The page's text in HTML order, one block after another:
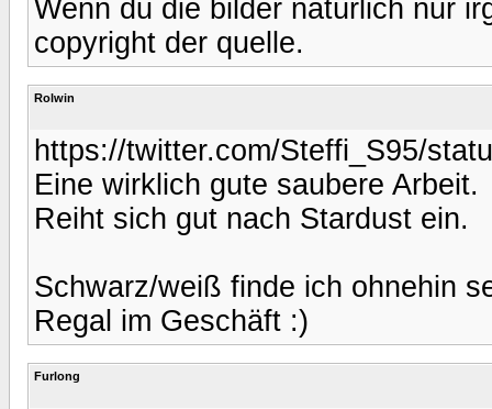
Wenn du die bilder natürlich nur
copyright der quelle.
Rolwin
https://twitter.com/Steffi_S95/
Eine wirklich gute saubere Arbeit.
Reiht sich gut nach Stardust ein.
Schwarz/weiß finde ich ohnehin
Regal im Geschäft :)
Furlong